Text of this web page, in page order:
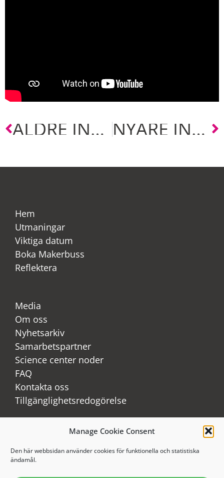
Manage Cookie Consent
Den här webbsidan använder cookies för funktionella och statistiska
ändamål.
ÄLDRE INLÄGG NYARE INLÄGG
Hem
Utmaningar
Viktiga datum
Boka Makerbuss
Reflektera
Media
Om oss
Nyhetsarkiv
Samarbetspartner
Science center noder
FAQ
Kontakta oss
Tillgänglighetsredogörelse
Youtube
Instagram